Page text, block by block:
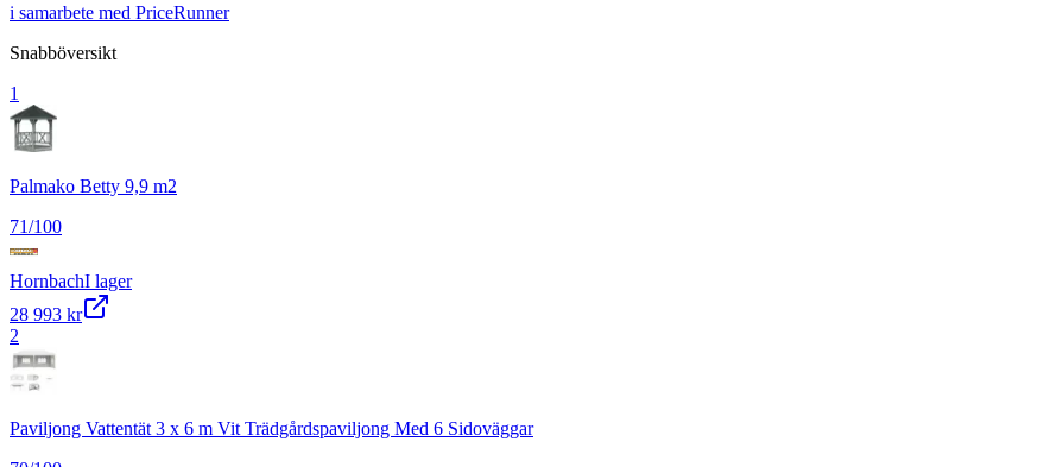
i samarbete med PriceRunner
Snabböversikt
1
Palmako Betty 9,9 m2
71/100
HornbachI lager
28 993 kr
2
Paviljong Vattentät 3 x 6 m Vit Trädgårdspaviljong Med 6 Sidoväggar